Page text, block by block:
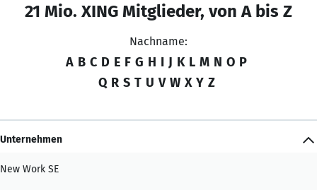
21 Mio. XING Mitglieder, von A bis Z
Nachname:
A B C D E F G H I J K L M N O P
Q R S T U V W X Y Z
Unternehmen
New Work SE